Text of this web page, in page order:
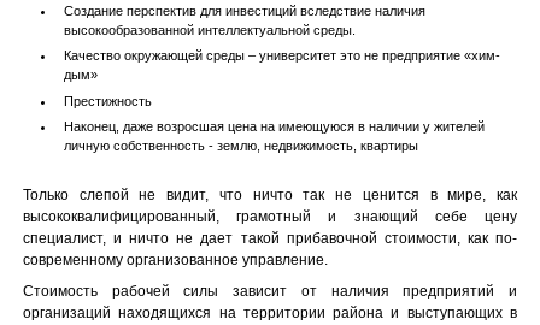
Создание перспектив для инвестиций вследствие наличия
высокообразованной интеллектуальной среды.
Качество окружающей среды – университет это не предприятие «хим-
дым»
Престижность
Наконец, даже возросшая цена на имеющуюся в наличии у жителей
личную собственность - землю, недвижимость, квартиры
Только слепой не видит, что ничто так не ценится в мире, как
высококвалифицированный, грамотный и знающий себе цену
специалист, и ничто не дает такой прибавочной стоимости, как по-
современному организованное управление.
Стоимость рабочей силы зависит от наличия предприятий и
организаций находящихся на территории района и выступающих в